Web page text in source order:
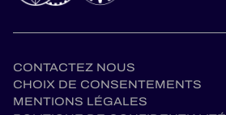
CONTACTEZ NOUS
CHOIX DE CONSENTEMENTS
MENTIONS LÉGALES